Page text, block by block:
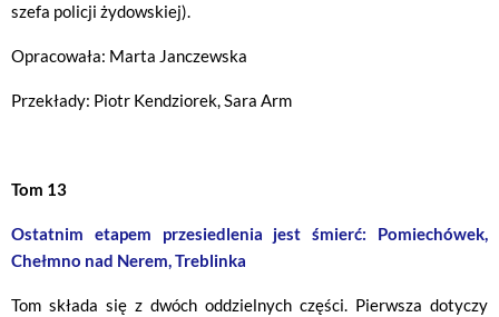
szefa policji żydowskiej).
Opracowała: Marta Janczewska
Przekłady: Piotr Kendziorek, Sara Arm
Tom 13
Ostatnim etapem przesiedlenia jest śmierć: Pomiechówek,
Chełmno nad Nerem, Treblinka
Tom składa się z dwóch oddzielnych części. Pierwsza dotyczy